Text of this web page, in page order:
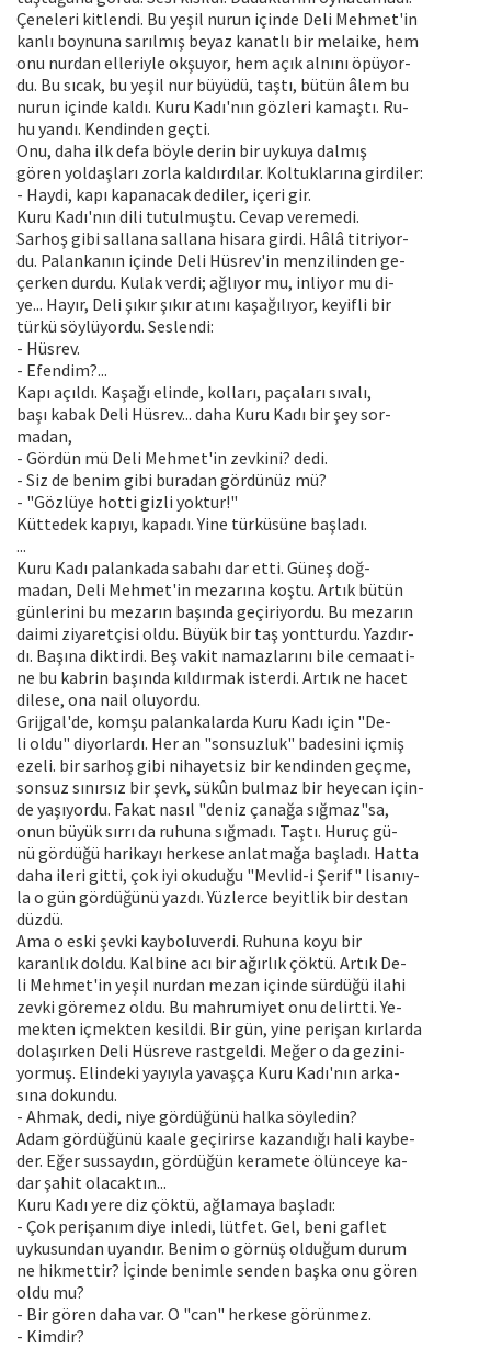
Çeneleri kitlendi. Bu yeşil nurun içinde Deli Mehmet'in
kanlı boynuna sarılmış beyaz kanatlı bir melaike, hem
onu nurdan elleriyle okşuyor, hem açık alnını öpüyor-
du. Bu sıcak, bu yeşil nur büyüdü, taştı, bütün âlem bu
nurun içinde kaldı. Kuru Kadı'nın gözleri kamaştı. Ru-
hu yandı. Kendinden geçti.
Onu, daha ilk defa böyle derin bir uykuya dalmış
gören yoldaşları zorla kaldırdılar. Koltuklarına girdiler:
- Haydi, kapı kapanacak dediler, içeri gir.
Kuru Kadı'nın dili tutulmuştu. Cevap veremedi.
Sarhoş gibi sallana sallana hisara girdi. Hâlâ titriyor-
du. Palankanın içinde Deli Hüsrev'in menzilinden ge-
çerken durdu. Kulak verdi; ağlıyor mu, inliyor mu di-
ye... Hayır, Deli şıkır şıkır atını kaşağılıyor, keyifli bir
türkü söylüyordu. Seslendi:
- Hüsrev.
- Efendim?...
Kapı açıldı. Kaşağı elinde, kolları, paçaları sıvalı,
başı kabak Deli Hüsrev... daha Kuru Kadı bir şey sor-
madan,
- Gördün mü Deli Mehmet'in zevkini? dedi.
- Siz de benim gibi buradan gördünüz mü?
- "Gözlüye hotti gizli yoktur!"
Küttedek kapıyı, kapadı. Yine türküsüne başladı.
...
Kuru Kadı palankada sabahı dar etti. Güneş doğ-
madan, Deli Mehmet'in mezarına koştu. Artık bütün
günlerini bu mezarın başında geçiriyordu. Bu mezarın
daimi ziyaretçisi oldu. Büyük bir taş yontturdu. Yazdır-
dı. Başına diktirdi. Beş vakit namazlarını bile cemaati-
ne bu kabrin başında kıldırmak isterdi. Artık ne hacet
dilese, ona nail oluyordu.
Grijgal'de, komşu palankalarda Kuru Kadı için "De-
li oldu" diyorlardı. Her an "sonsuzluk" badesini içmiş
ezeli. bir sarhoş gibi nihayetsiz bir kendinden geçme,
sonsuz sınırsız bir şevk, sükûn bulmaz bir heyecan için-
de yaşıyordu. Fakat nasıl "deniz çanağa sığmaz"sa,
onun büyük sırrı da ruhuna sığmadı. Taştı. Huruç gü-
nü gördüğü harikayı herkese anlatmağa başladı. Hatta
daha ileri gitti, çok iyi okuduğu "Mevlid-i Şerif" lisanıy-
la o gün gördüğünü yazdı. Yüzlerce beyitlik bir destan
düzdü.
Ama o eski şevki kayboluverdi. Ruhuna koyu bir
karanlık doldu. Kalbine acı bir ağırlık çöktü. Artık De-
li Mehmet'in yeşil nurdan mezan içinde sürdüğü ilahi
zevki göremez oldu. Bu mahrumiyet onu delirtti. Ye-
mekten içmekten kesildi. Bir gün, yine perişan kırlarda
dolaşırken Deli Hüsreve rastgeldi. Meğer o da gezini-
yormuş. Elindeki yayıyla yavaşça Kuru Kadı'nın arka-
sına dokundu.
- Ahmak, dedi, niye gördüğünü halka söyledin?
Adam gördüğünü kaale geçirirse kazandığı hali kaybe-
der. Eğer sussaydın, gördüğün keramete ölünceye ka-
dar şahit olacaktın...
Kuru Kadı yere diz çöktü, ağlamaya başladı:
- Çok perişanım diye inledi, lütfet. Gel, beni gaflet
uykusundan uyandır. Benim o görnüş olduğum durum
ne hikmettir? İçinde benimle senden başka onu gören
oldu mu?
- Bir gören daha var. O "can" herkese görünmez.
- Kimdir?